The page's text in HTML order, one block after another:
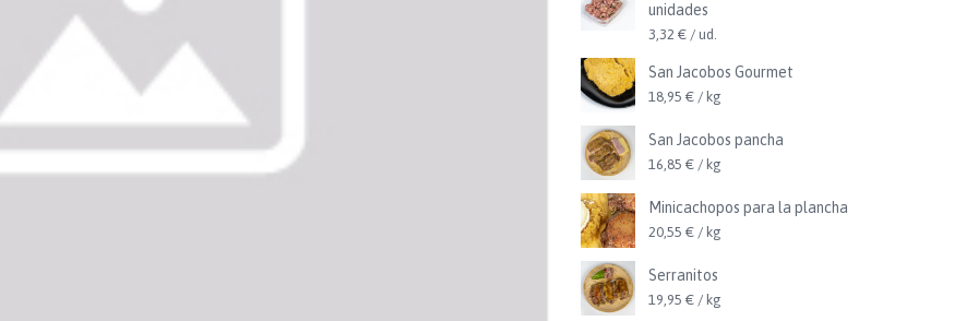
unidades
3,32 € / ud.
San Jacobos Gourmet
18,95 € / kg
San Jacobos pancha
16,85 € / kg
Minicachopos para la plancha
20,55 € / kg
Serranitos
19,95 € / kg